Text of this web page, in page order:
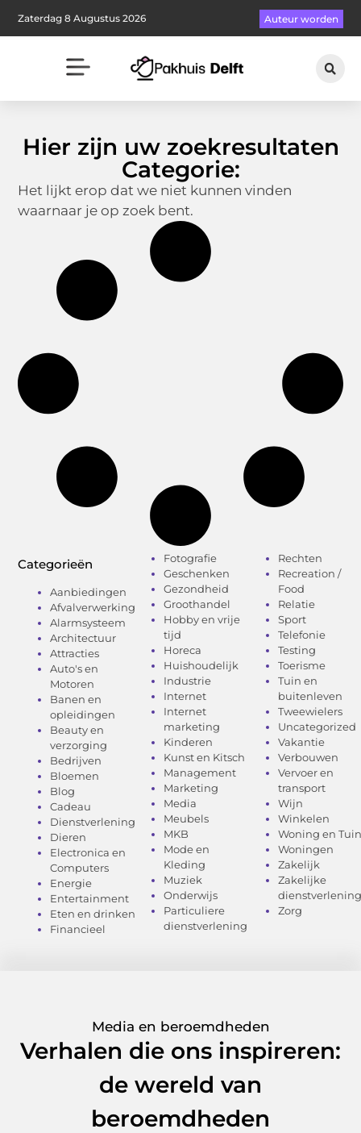
Zaterdag 8 Augustus 2026 Auteur worden
Hier zijn uw zoekresultaten
Categorie:
Het lijkt erop dat we niet kunnen vinden
waarnaar je op zoek bent.
Categorieën
Aanbiedingen
Afvalverwerking
Alarmsysteem
Architectuur
Attracties
Auto's en
Motoren
Banen en
opleidingen
Beauty en
verzorging
Bedrijven
Bloemen
Blog
Cadeau
Dienstverlening
Dieren
Electronica en
Computers
Energie
Entertainment
Eten en drinken
Financieel
Fotografie
Geschenken
Gezondheid
Groothandel
Hobby en vrije
tijd
Horeca
Huishoudelijk
Industrie
Internet
Internet
marketing
Kinderen
Kunst en Kitsch
Management
Marketing
Media
Meubels
MKB
Mode en
Kleding
Muziek
Onderwijs
Particuliere
dienstverlening
Rechten
Recreation /
Food
Relatie
Sport
Telefonie
Testing
Toerisme
Tuin en
buitenleven
Tweewielers
Uncategorized
Vakantie
Verbouwen
Vervoer en
transport
Wijn
Winkelen
Woning en Tuin
Woningen
Zakelijk
Zakelijke
dienstverlening
Zorg
Media en beroemdheden
Verhalen die ons inspireren:
de wereld van
beroemdheden